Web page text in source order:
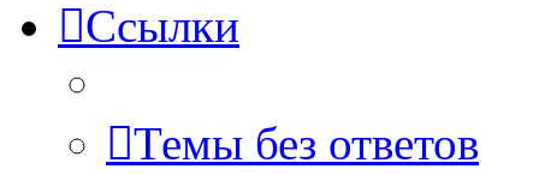
Ссылки
Темы без ответов